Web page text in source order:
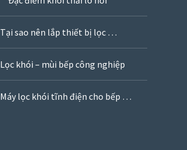
Tại sao nên lắp thiết bị lọc …
Lọc khói – mùi bếp công nghiệp
Máy lọc khói tĩnh điện cho bếp …